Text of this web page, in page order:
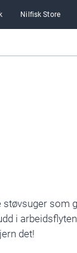
Nilfisk Store
støvsuger som
i
det!